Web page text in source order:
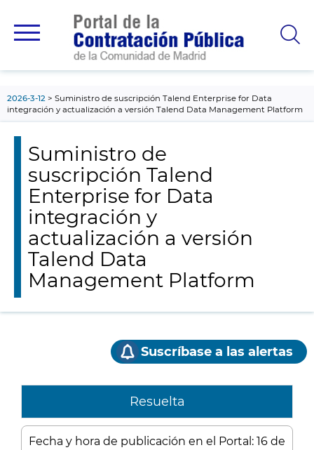
principal
2026-3-12
Suministro de suscripción Talend Enterprise for Data
integración y actualización a versión Talend Data Management Platform
Suministro de
suscripción Talend
Enterprise for Data
integración y
actualización a versión
Talend Data
Management Platform
Suscríbase a las alertas
Resuelta
Fecha y hora de publicación en el Portal: 16 de